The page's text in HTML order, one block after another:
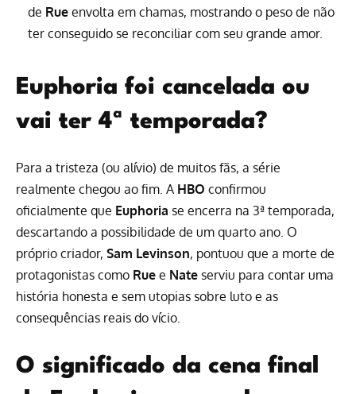
de Rue envolta em chamas, mostrando o peso de não
ter conseguido se reconciliar com seu grande amor.
Euphoria foi cancelada ou
vai ter 4ª temporada?
Para a tristeza (ou alívio) de muitos fãs, a série
realmente chegou ao fim. A HBO confirmou
oficialmente que Euphoria se encerra na 3ª temporada,
descartando a possibilidade de um quarto ano. O
próprio criador, Sam Levinson, pontuou que a morte de
protagonistas como Rue e Nate serviu para contar uma
história honesta e sem utopias sobre luto e as
consequências reais do vício.
O significado da cena final